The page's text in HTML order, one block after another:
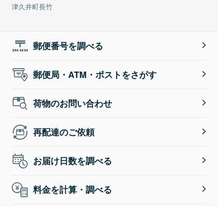
津久井町長竹
郵便番号を調べる
郵便局・ATM・ポストをさがす
荷物のお問い合わせ
再配達のご依頼
お届け日数を調べる
料金を計算・調べる